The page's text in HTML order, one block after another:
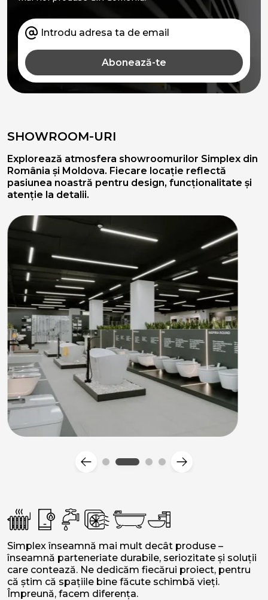
Abonează-te
SHOWROOM-URI
Explorează atmosfera showroomurilor Simplex din
România și Moldova. Fiecare locație reflectă
pasiunea noastră pentru design, funcționalitate și
atenție la detalii.
Simplex înseamnă mai mult decât produse –
înseamnă parteneriate durabile, seriozitate și soluții
care contează. Ne dedicăm fiecărui proiect, pentru
că știm că spațiile bine făcute schimbă vieți.
Împreună, facem diferența.